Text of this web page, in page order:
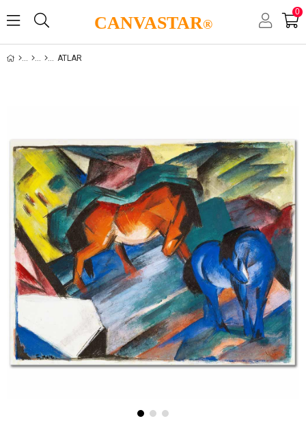
CANVASTAR®
0
ATLAR